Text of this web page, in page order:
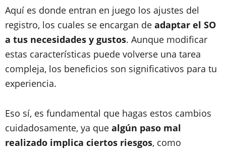
Aquí es donde entran en juego los ajustes del
registro, los cuales se encargan de adaptar el SO
a tus necesidades y gustos. Aunque modificar
estas características puede volverse una tarea
compleja, los beneficios son significativos para tu
experiencia.
Eso sí, es fundamental que hagas estos cambios
cuidadosamente, ya que algún paso mal
realizado implica ciertos riesgos, como